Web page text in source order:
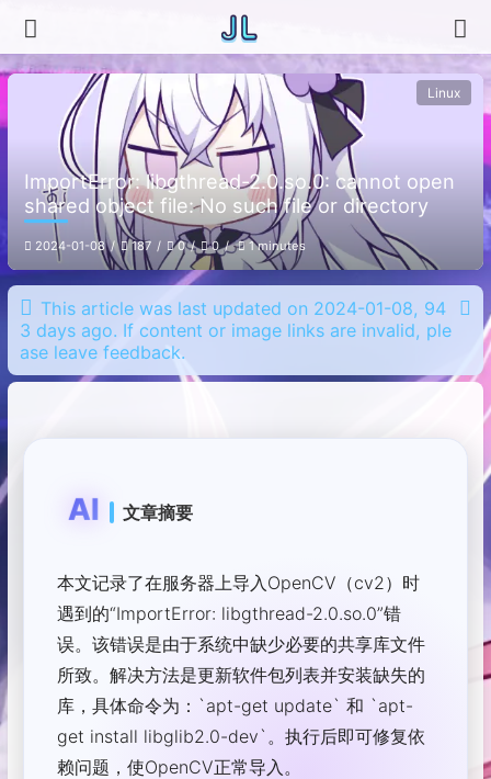
Linux
ImportError: libgthread-2.0.so.0: cannot open
shared object file: No such file or directory
2024-01-08 187 0 0 1 minutes
This article was last updated on 2024-01-08, 94
3 days ago. If content or image links are invalid, ple
ase leave feedback.
AI 文章摘要
本文记录了在服务器上导入OpenCV（cv2）时
遇到的“ImportError: libgthread-2.0.so.0”错
误。该错误是由于系统中缺少必要的共享库文件
所致。解决方法是更新软件包列表并安装缺失的
库，具体命令为：`apt-get update` 和 `apt-
get install libglib2.0-dev`。执行后即可修复依
赖问题，使OpenCV正常导入。